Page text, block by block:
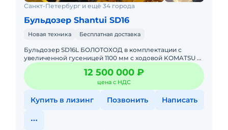
Санкт-Петербург и ещё 34 города
Бульдозер Shantui SD16
Новая техника Бесплатная доставка
Бульдозер SD16L БОЛОТОХОД в комплектации с
увеличенной гусеницей 1100 мм с ходовой KOMATSU и
коробкой SHANTUI с большим ассортиментом
навесного оборудования в н
12 500 000 ₽
цена с НДС
Купить в лизинг Позвонить Написать